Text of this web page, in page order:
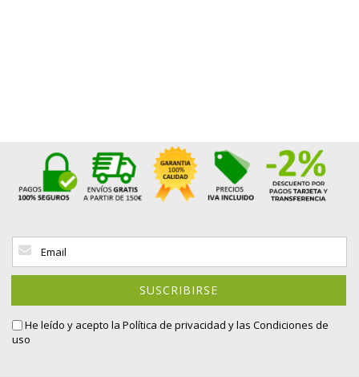
Inscríbase
nuestro
SUSCRIBIRSE
He leído y acepto la Política de privacidad y las Condiciones de
uso